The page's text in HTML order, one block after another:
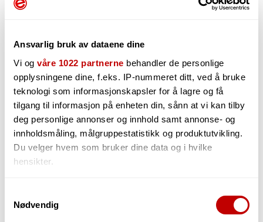
Ansvarlig bruk av dataene dine
Vi og våre 1022 partnerne behandler de personlige
opplysningene dine, f.eks. IP-nummeret ditt, ved å bruke
teknologi som informasjonskapsler for å lagre og få
tilgang til informasjon på enheten din, sånn at vi kan tilby
deg personlige annonser og innhold samt annonse- og
innholdsmåling, målgruppestatistikk og produktutvikling.
Du velger hvem som bruker dine data og i hvilke
hensikter.
Innhente informasjon om den geografiske
Nødvendig
27 170,-